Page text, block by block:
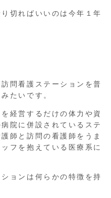
切ればいいのは今年１年
問看護ステーションを普
たいです。
経営するだけの体力や資
院に併設されているステ
師と訪問の看護師をうま
フを抱えている医療系に
ョンは何らかの特徴を持